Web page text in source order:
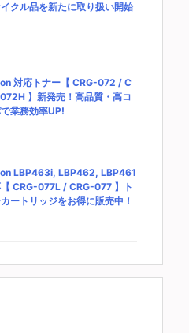
イクル品を新たに取り扱い開始
対応トナー【 CRG-072 / C
】新発売！高品質・高コ
業務効率UP!
LBP463i, LBP462, LBP461
CRG-077L / CRG-077 】ト
ートリッジをお得に販売中！